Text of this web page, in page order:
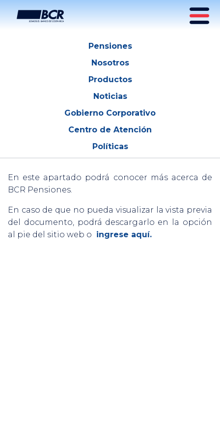
Pensiones
Nosotros
Productos
Noticias
Gobierno Corporativo
Centro de Atención
Políticas
En este apartado podrá conocer más acerca de
BCR Pensiones.
En caso de que no pueda visualizar la vista previa
del documento, podrá descargarlo en la opción
al pie del sitio web o ingrese aquí.